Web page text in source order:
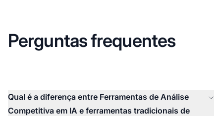
Perguntas frequentes
Qual é a diferença entre Ferramentas de Análise
Competitiva em IA e ferramentas tradicionais de